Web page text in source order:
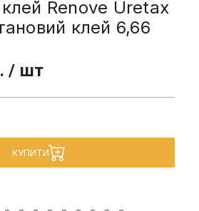
Renove Uretax
клей 6,66
/ шт
КУПИТИ